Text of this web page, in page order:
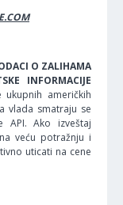
O ZALIHAMA
INFORMACIJE
ukupnih američkih
vlada smatraju se
API. Ako izveštaj
veću potražnju i
uticati na cene